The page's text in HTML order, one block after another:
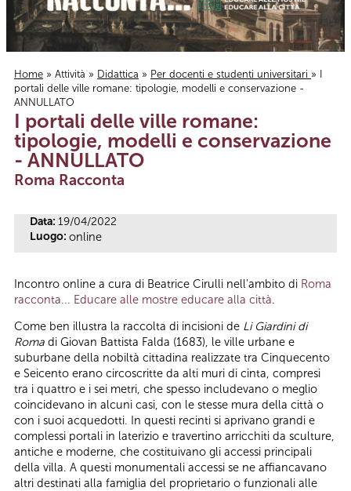
Tu sei qui
Home » Attività » Didattica » Per docenti e studenti universitari » I
portali delle ville romane: tipologie, modelli e conservazione -
ANNULLATO
I portali delle ville romane:
tipologie, modelli e conservazione
- ANNULLATO
Roma Racconta
Data: 19/04/2022
Luogo: online
Incontro online a cura di Beatrice Cirulli nell'ambito di Roma
racconta... Educare alle mostre educare alla città.
Come ben illustra la raccolta di incisioni de Li Giardini di
Roma di Giovan Battista Falda (1683), le ville urbane e
suburbane della nobiltà cittadina realizzate tra Cinquecento
e Seicento erano circoscritte da alti muri di cinta, compresi
tra i quattro e i sei metri, che spesso includevano o meglio
coincidevano in alcuni casi, con le stesse mura della città o
con i suoi acquedotti. In questi recinti si aprivano grandi e
complessi portali in laterizio e travertino arricchiti da sculture,
antiche e moderne, che costituivano gli accessi principali
della villa. A questi monumentali accessi se ne affiancavano
altri destinati alla famiglia del proprietario o funzionali alle